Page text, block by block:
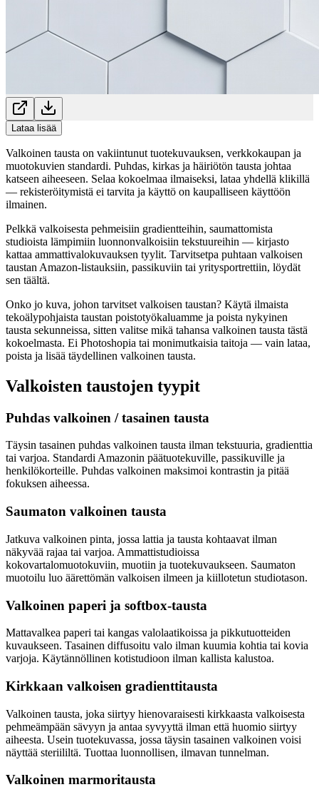
Lataa lisää
Valkoinen tausta on vakiintunut tuotekuvauksen, verkkokaupan ja
muotokuvien standardi. Puhdas, kirkas ja häiriötön tausta johtaa
katseen aiheeseen. Selaa kokoelmaa ilmaiseksi, lataa yhdellä klikillä
— rekisteröitymistä ei tarvita ja käyttö on kaupalliseen käyttöön
ilmainen.
Pelkkä valkoisesta pehmeisiin gradientteihin, saumattomista
studioista lämpimiin luonnonvalkoisiin tekstuureihin — kirjasto
kattaa ammattivalokuvauksen tyylit. Tarvitsetpa puhtaan valkoisen
taustan Amazon-listauksiin, passikuviin tai yritysportrettiin, löydät
sen täältä.
Onko jo kuva, johon tarvitset valkoisen taustan? Käytä ilmaista
tekoälypohjaista taustan poistotyökaluamme ja poista nykyinen
tausta sekunneissa, sitten valitse mikä tahansa valkoinen tausta tästä
kokoelmasta. Ei Photoshopia tai monimutkaisia taitoja — vain lataa,
poista ja lisää täydellinen valkoinen tausta.
Valkoisten taustojen tyypit
Puhdas valkoinen / tasainen tausta
Täysin tasainen puhdas valkoinen tausta ilman tekstuuria, gradienttia
tai varjoa. Standardi Amazonin päätuotekuville, passikuville ja
henkilökorteille. Puhdas valkoinen maksimoi kontrastin ja pitää
fokuksen aiheessa.
Saumaton valkoinen tausta
Jatkuva valkoinen pinta, jossa lattia ja tausta kohtaavat ilman
näkyvää rajaa tai varjoa. Ammattistudioissa
kokovartalomuotokuviin, muotiin ja tuotekuvaukseen. Saumaton
muotoilu luo äärettömän valkoisen ilmeen ja kiillotetun studiotason.
Valkoinen paperi ja softbox-tausta
Mattavalkea paperi tai kangas valolaatikoissa ja pikkutuotteiden
kuvaukseen. Tasainen diffusoitu valo ilman kuumia kohtia tai kovia
varjoja. Käytännöllinen kotistudioon ilman kallista kalustoa.
Kirkkaan valkoisen gradienttitausta
Valkoinen tausta, joka siirtyy hienovaraisesti kirkkaasta valkoisesta
pehmeämpään sävyyn ja antaa syvyyttä ilman että huomio siirtyy
aiheesta. Usein tuotekuvassa, jossa täysin tasainen valkoinen voisi
näyttää steriililtä. Tuottaa luonnollisen, ilmavan tunnelman.
Valkoinen marmoritausta